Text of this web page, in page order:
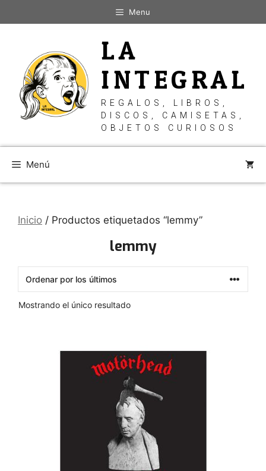
al
Menu
LA
INTEGRAL
REGALOS, LIBROS,
DISCOS, CAMISETAS,
OBJETOS CURIOSOS
Menú
Inicio / Productos etiquetados “lemmy”
lemmy
Mostrando el único resultado